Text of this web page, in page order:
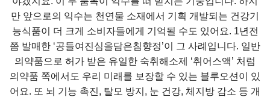
만 앞으로의 익수는 천연물 소재에서 기획 개발되는 건강기
능식품이 더 크게 소비자들에게 기억될 수도 있어요. 1년전
쯤 발매한 ‘공들여진심을담은침향정’이 그 사례입니다. 일반
의약품으로 허가 받은 유일한 숙취해소제 ‘취어스액’ 처럼
의약품 쪽에서도 우리 미래를 보장할 수 있는 블루오션이 있
어요. 또 뇌 기능 촉진, 탈모 방지, 눈 건강, 체지방 감소 등 개